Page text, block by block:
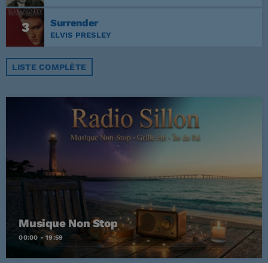
3 Surrender
ELVIS PRESLEY
LISTE COMPLÈTE
Musique Non Stop
00:00 - 19:59